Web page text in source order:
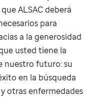
ALSAC deberá
para
a la generosidad
usted tiene la
nuestro futuro: su
en la búsqueda
otras enfermedades